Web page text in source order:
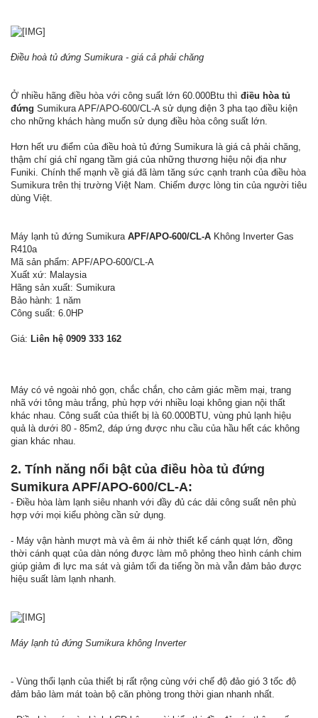
Điều hoà tủ đứng Sumikura - giá cả phải chăng
Ở nhiều hãng điều hòa với công suất lớn 60.000Btu thì điều hòa tủ
đứng Sumikura APF/APO-600/CL-A sử dụng điện 3 pha tạo điều kiện
cho những khách hàng muốn sử dụng điều hòa công suất lớn.
Hơn hết ưu điểm của điều hoà tủ đứng Sumikura là giá cả phải chăng,
thậm chí giá chỉ ngang tầm giá của những thương hiệu nội địa như
Funiki. Chính thế mạnh về giá đã làm tăng sức cạnh tranh của điều hòa
Sumikura trên thị trường Việt Nam. Chiếm được lòng tin của người tiêu
dùng Việt.
Máy lạnh tủ đứng Sumikura APF/APO-600/CL-A Không Inverter Gas
R410a
Mã sản phẩm: APF/APO-600/CL-A
Xuất xứ: Malaysia
Hãng sản xuất: Sumikura
Bảo hành: 1 năm
Công suất: 6.0HP
Giá: Liên hệ 0909 333 162
Máy có vẻ ngoài nhỏ gọn, chắc chắn, cho cảm giác mềm mại, trang
nhã với tông màu trắng, phù hợp với nhiều loại không gian nội thất
khác nhau. Công suất của thiết bị là 60.000BTU, vùng phủ lạnh hiệu
quả là dưới 80 - 85m2, đáp ứng được nhu cầu của hầu hết các không
gian khác nhau.
2. Tính năng nổi bật của điều hòa tủ đứng
Sumikura APF/APO-600/CL-A:
- Điều hòa làm lạnh siêu nhanh với đầy đủ các dải công suất nên phù
hợp với mọi kiểu phòng cần sử dụng.
- Máy vận hành mượt mà và êm ái nhờ thiết kế cánh quạt lớn, đồng
thời cánh quạt của dàn nóng được làm mô phỏng theo hình cánh chim
giúp giảm đi lực ma sát và giảm tối đa tiếng ồn mà vẫn đảm bảo được
hiệu suất làm lạnh nhanh.
Máy lạnh tủ đứng Sumikura không Inverter
- Vùng thổi lạnh của thiết bị rất rộng cùng với chế độ đảo gió 3 tốc độ
đảm bảo làm mát toàn bộ căn phòng trong thời gian nhanh nhất.